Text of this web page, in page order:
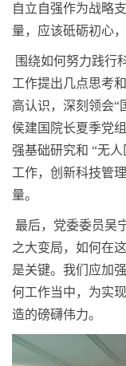
自立自强作为战略
量，应该砥砺初心
围绕如何努力践行
工作提出几点思考
高认识，深刻领会“
侯建国院长夏季党
强基础研究和 “无
工作，创新科技管
量。
最后，党委委员吴
之大变局，如何在
是关键。我们应加
何工作当中，为实
造的磅礴伟力。